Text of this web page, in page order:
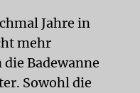
Jahre in
mehr
Badewanne
Sowohl die